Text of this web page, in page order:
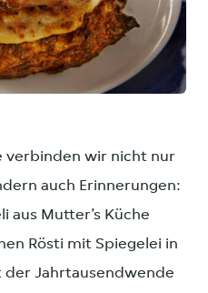
verbinden wir nicht nur
auch Erinnerungen:
aus Mutter’s Küche
Rösti mit Spiegelei in
der Jahrtausendwende